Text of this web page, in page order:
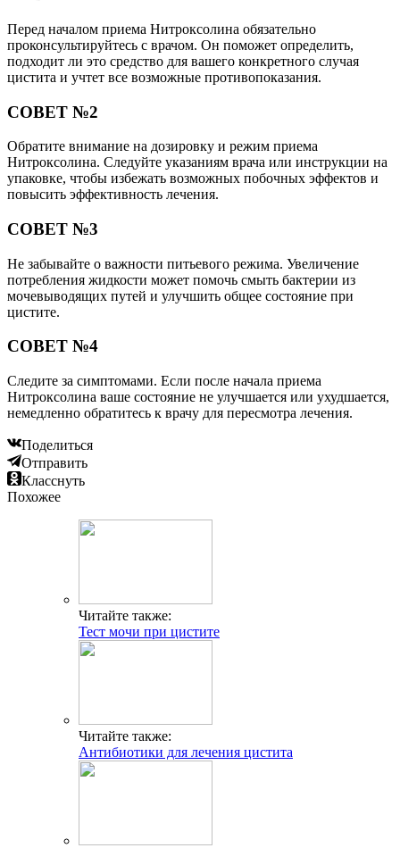
Перед началом приема Нитроксолина обязательно
проконсультируйтесь с врачом. Он поможет определить,
подходит ли это средство для вашего конкретного случая
цистита и учтет все возможные противопоказания.
СОВЕТ №2
Обратите внимание на дозировку и режим приема
Нитроксолина. Следуйте указаниям врача или инструкции на
упаковке, чтобы избежать возможных побочных эффектов и
повысить эффективность лечения.
СОВЕТ №3
Не забывайте о важности питьевого режима. Увеличение
потребления жидкости может помочь смыть бактерии из
мочевыводящих путей и улучшить общее состояние при
цистите.
СОВЕТ №4
Следите за симптомами. Если после начала приема
Нитроксолина ваше состояние не улучшается или ухудшается,
немедленно обратитесь к врачу для пересмотра лечения.
Поделиться
Отправить
Класснуть
Похожее
Читайте также:
Тест мочи при цистите
Читайте также:
Антибиотики для лечения цистита